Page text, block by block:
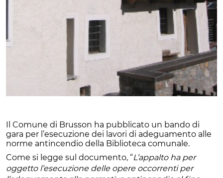
Il Comune di Brusson ha pubblicato un bando di
gara per l’esecuzione dei lavori di adeguamento alle
norme antincendio della Biblioteca comunale.
Come si legge sul documento, “L’appalto ha per
oggetto l’esecuzione delle opere occorrenti per